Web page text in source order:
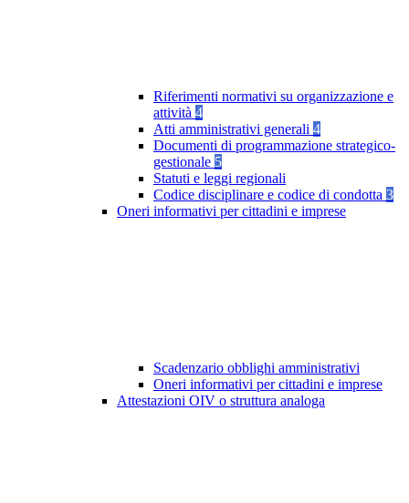
Riferimenti normativi su organizzazione e
attività 4
Atti amministrativi generali 4
Documenti di programmazione strategico-
gestionale 5
Statuti e leggi regionali
Codice disciplinare e codice di condotta 3
Oneri informativi per cittadini e imprese
Scadenzario obblighi amministrativi
Oneri informativi per cittadini e imprese
Attestazioni OIV o struttura analoga